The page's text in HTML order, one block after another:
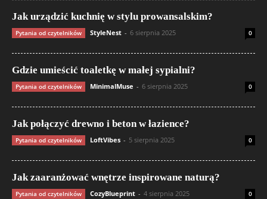
Jak urządzić kuchnię w stylu prowansalskim?
Pytania od czytelników StyleNest - 6 sierpnia 2025 0
Gdzie umieścić toaletkę w małej sypialni?
Pytania od czytelników MinimalMuse - 6 sierpnia 2025 0
Jak połączyć drewno i beton w łazience?
Pytania od czytelników LoftVibes - 5 sierpnia 2025 0
Jak zaaranżować wnętrze inspirowane naturą?
Pytania od czytelników CozyBlueprint - 4 sierpnia 2025 0